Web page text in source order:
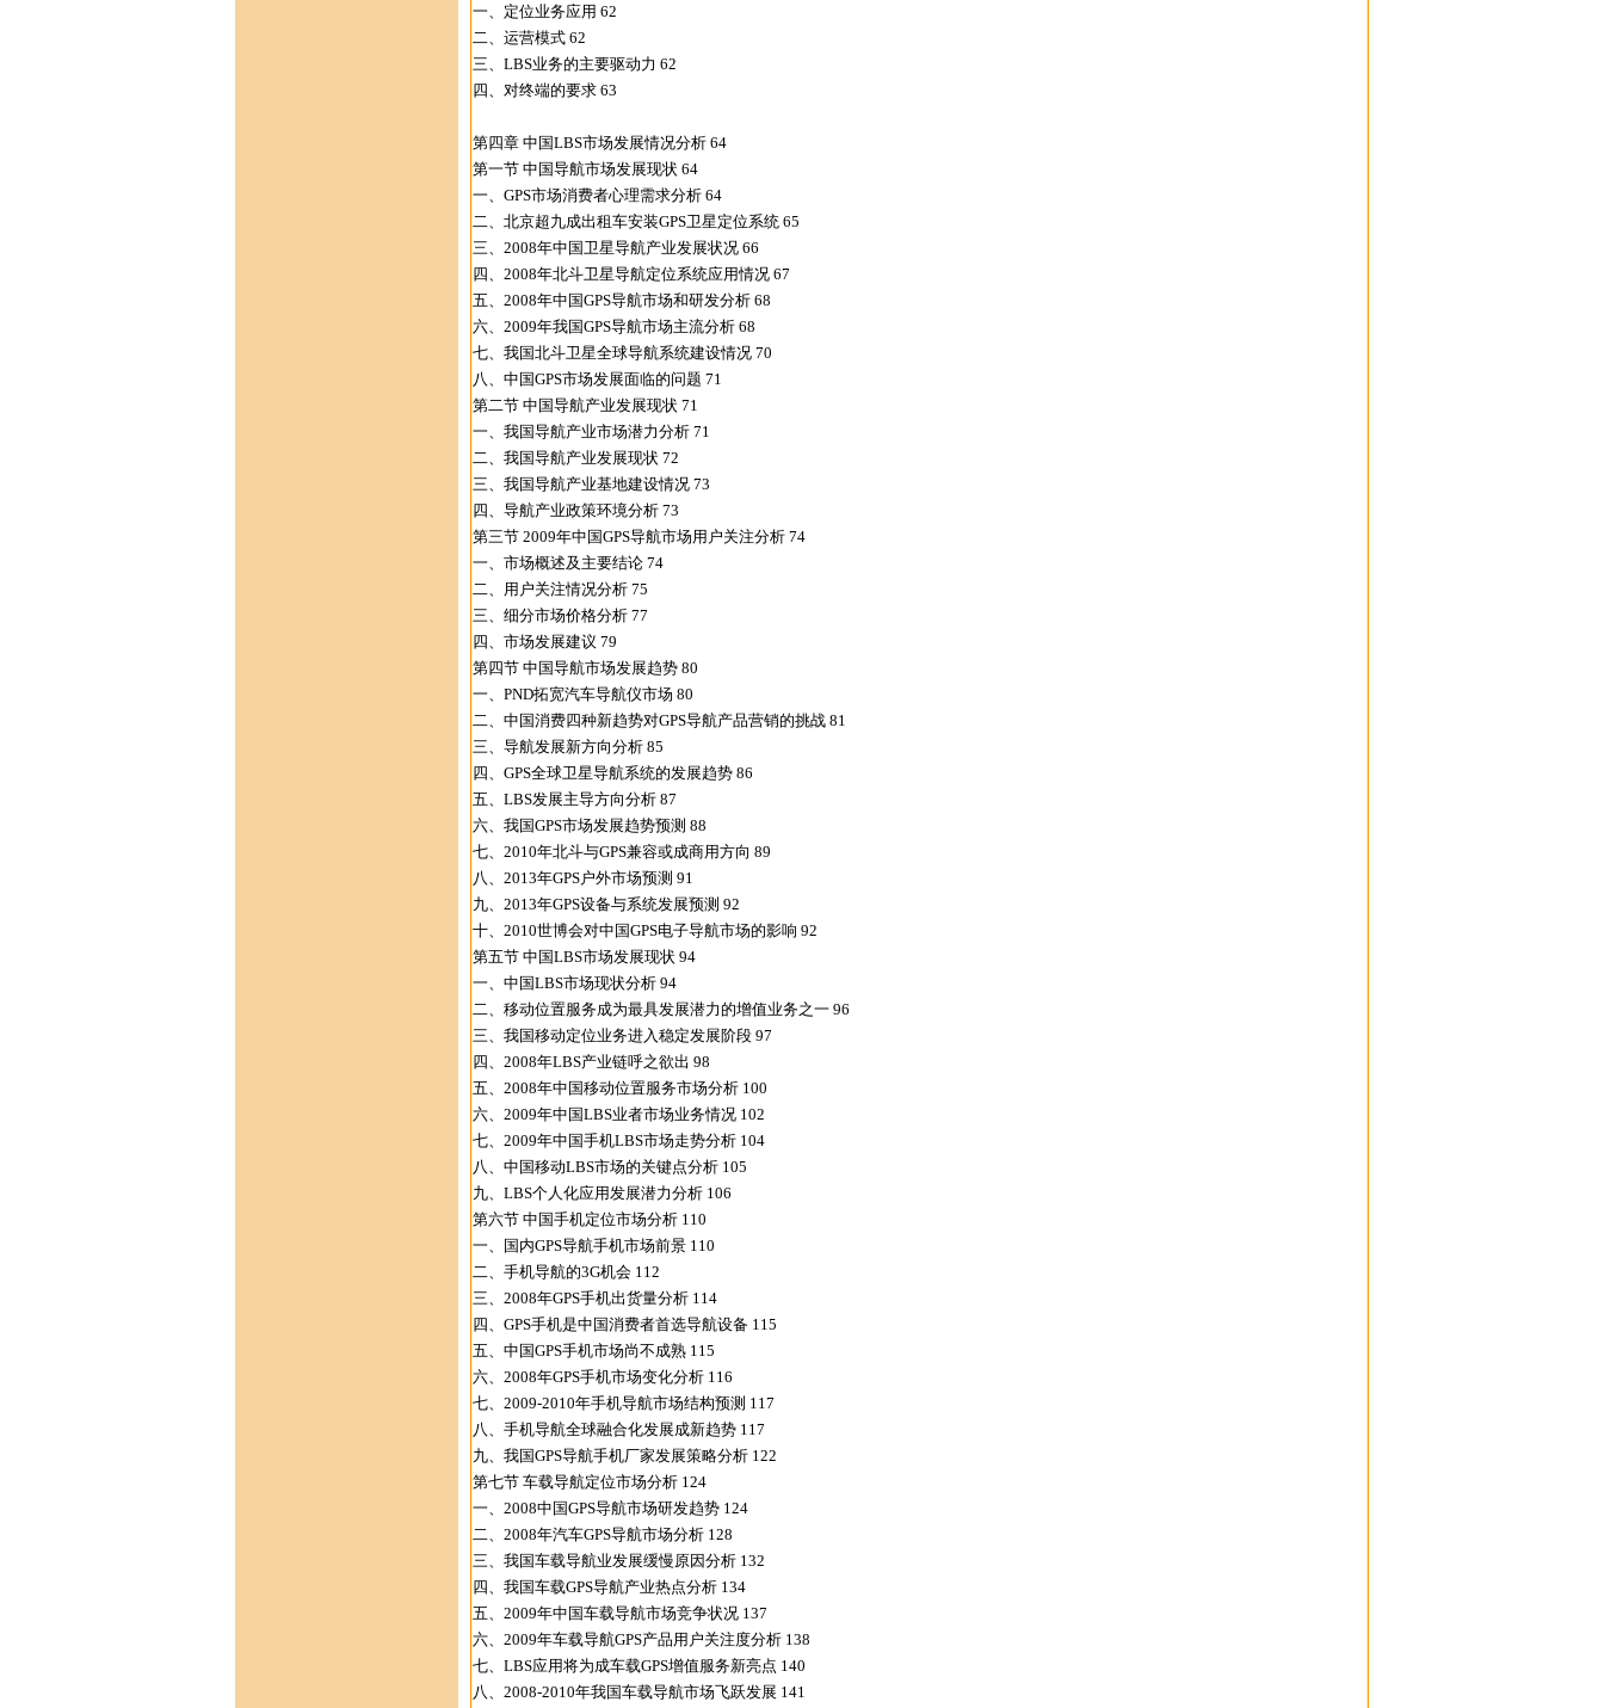
一、定位业务应用 62
二、运营模式 62
三、LBS业务的主要驱动力 62
四、对终端的要求 63
第四章 中国LBS市场发展情况分析 64
第一节 中国导航市场发展现状 64
一、GPS市场消费者心理需求分析 64
二、北京超九成出租车安装GPS卫星定位系统 65
三、2008年中国卫星导航产业发展状况 66
四、2008年北斗卫星导航定位系统应用情况 67
五、2008年中国GPS导航市场和研发分析 68
六、2009年我国GPS导航市场主流分析 68
七、我国北斗卫星全球导航系统建设情况 70
八、中国GPS市场发展面临的问题 71
第二节 中国导航产业发展现状 71
一、我国导航产业市场潜力分析 71
二、我国导航产业发展现状 72
三、我国导航产业基地建设情况 73
四、导航产业政策环境分析 73
第三节 2009年中国GPS导航市场用户关注分析 74
一、市场概述及主要结论 74
二、用户关注情况分析 75
三、细分市场价格分析 77
四、市场发展建议 79
第四节 中国导航市场发展趋势 80
一、PND拓宽汽车导航仪市场 80
二、中国消费四种新趋势对GPS导航产品营销的挑战 81
三、导航发展新方向分析 85
四、GPS全球卫星导航系统的发展趋势 86
五、LBS发展主导方向分析 87
六、我国GPS市场发展趋势预测 88
七、2010年北斗与GPS兼容或成商用方向 89
八、2013年GPS户外市场预测 91
九、2013年GPS设备与系统发展预测 92
十、2010世博会对中国GPS电子导航市场的影响 92
第五节 中国LBS市场发展现状 94
一、中国LBS市场现状分析 94
二、移动位置服务成为最具发展潜力的增值业务之一 96
三、我国移动定位业务进入稳定发展阶段 97
四、2008年LBS产业链呼之欲出 98
五、2008年中国移动位置服务市场分析 100
六、2009年中国LBS业者市场业务情况 102
七、2009年中国手机LBS市场走势分析 104
八、中国移动LBS市场的关键点分析 105
九、LBS个人化应用发展潜力分析 106
第六节 中国手机定位市场分析 110
一、国内GPS导航手机市场前景 110
二、手机导航的3G机会 112
三、2008年GPS手机出货量分析 114
四、GPS手机是中国消费者首选导航设备 115
五、中国GPS手机市场尚不成熟 115
六、2008年GPS手机市场变化分析 116
七、2009-2010年手机导航市场结构预测 117
八、手机导航全球融合化发展成新趋势 117
九、我国GPS导航手机厂家发展策略分析 122
第七节 车载导航定位市场分析 124
一、2008中国GPS导航市场研发趋势 124
二、2008年汽车GPS导航市场分析 128
三、我国车载导航业发展缓慢原因分析 132
四、我国车载GPS导航产业热点分析 134
五、2009年中国车载导航市场竞争状况 137
六、2009年车载导航GPS产品用户关注度分析 138
七、LBS应用将为成车载GPS增值服务新亮点 140
八、2008-2010年我国车载导航市场飞跃发展 141